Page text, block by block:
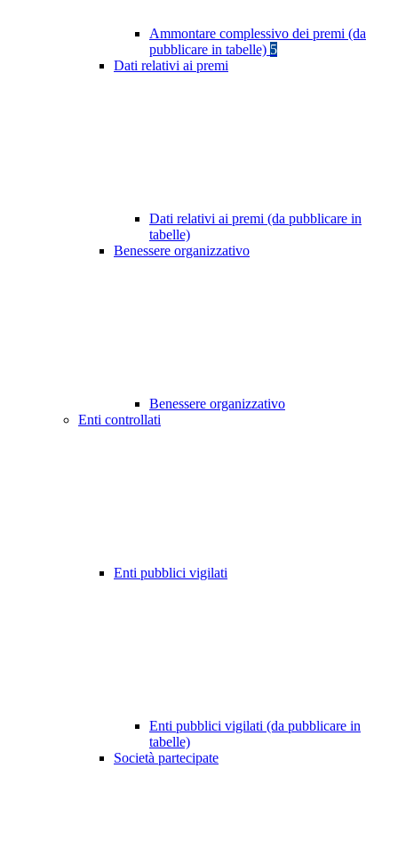
Ammontare complessivo dei premi (da
pubblicare in tabelle) 5
Dati relativi ai premi
Dati relativi ai premi (da pubblicare in
tabelle)
Benessere organizzativo
Benessere organizzativo
Enti controllati
Enti pubblici vigilati
Enti pubblici vigilati (da pubblicare in
tabelle)
Società partecipate